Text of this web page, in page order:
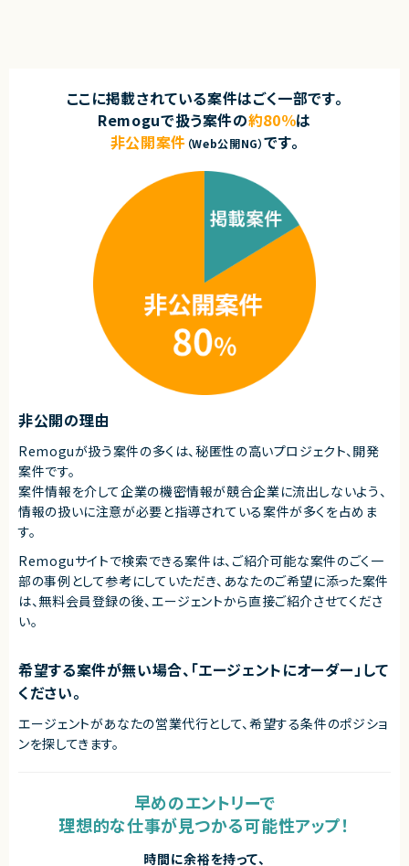
ここに掲載されている案件はごく一部です。
Remoguで扱う案件の約80％は
非公開案件 （Web公開NG）です。
非公開の理由
Remoguが扱う案件の多くは、秘匿性の高いプロジェクト、開発
案件です。
案件情報を介して企業の機密情報が競合企業に流出しないよう、
情報の扱いに注意が必要と指導されている案件が多くを占めま
す。
Remoguサイトで検索できる案件は、ご紹介可能な案件のごく一
部の事例として参考にしていただき、 あなたのご希望に添った案件
は、無料会員登録の後、エージェントから直接ご紹介させてくださ
い。
希望する案件が無い場合、「エージェントにオーダー」して
ください。
エージェントがあなたの営業代行として、希望する条件のポジショ
ンを探してきます。
早めのエントリーで
理想的な仕事が見つかる可能性アップ！
時間に余裕を持って、